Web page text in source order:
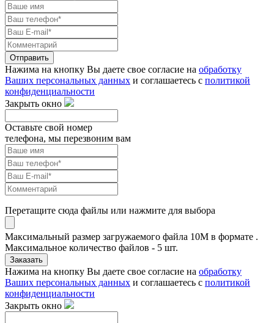
Отправить
Нажима на кнопку Вы даете свое согласие на обработку
Ваших персональных данных и соглашаетесь с политикой
конфиденциальности
Закрыть окно
Оставьте свой номер
телефона, мы перезвоним вам
Перетащите сюда файлы или нажмите для выбора
Максимальный размер загружаемого файла 10M в формате .
Максимальное количество файлов - 5 шт.
Заказать
Нажима на кнопку Вы даете свое согласие на обработку
Ваших персональных данных и соглашаетесь с политикой
конфиденциальности
Закрыть окно